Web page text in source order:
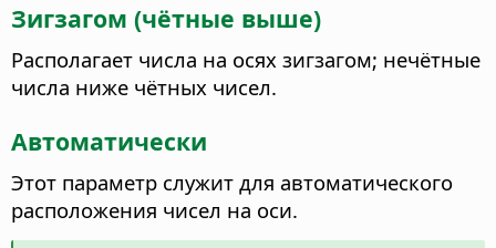
Зигзагом (чётные выше)
Располагает числа на осях зигзагом; нечётные
числа ниже чётных чисел.
Автоматически
Этот параметр служит для автоматического
расположения чисел на оси.